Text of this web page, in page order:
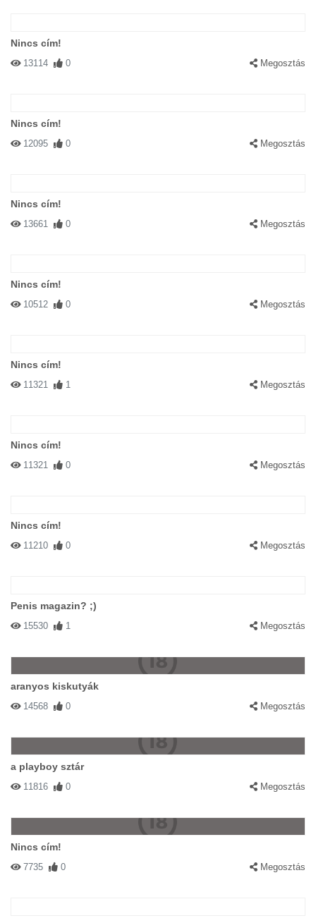
Nincs cím!
13114 0 Megosztás
Nincs cím!
12095 0 Megosztás
Nincs cím!
13661 0 Megosztás
Nincs cím!
10512 0 Megosztás
Nincs cím!
11321 1 Megosztás
Nincs cím!
11321 0 Megosztás
Nincs cím!
11210 0 Megosztás
Penis magazin? ;)
15530 1 Megosztás
aranyos kiskutyák
14568 0 Megosztás
a playboy sztár
11816 0 Megosztás
Nincs cím!
7735 0 Megosztás